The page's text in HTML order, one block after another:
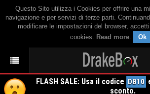
Questo Sito utilizza i Cookies per offrire una
navigazione e per servizi di terze parti.
modificare le impostazioni del browser,
cookies. Read more. Ok
FLASH SALE: Usa il codice DB10
sconto.